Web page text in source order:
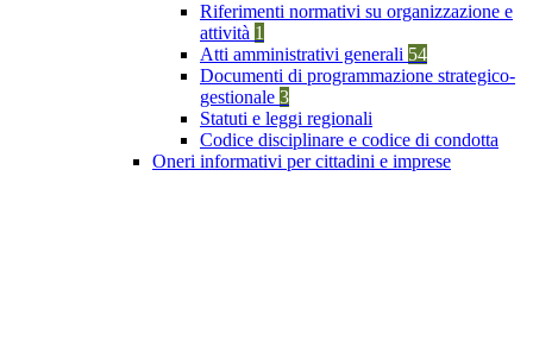
Riferimenti normativi su organizzazione e
attività 1
Atti amministrativi generali 54
Documenti di programmazione strategico-
gestionale 3
Statuti e leggi regionali
Codice disciplinare e codice di condotta
Oneri informativi per cittadini e imprese